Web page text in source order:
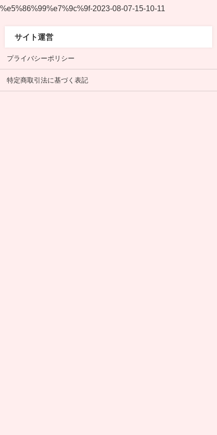
%e5%86%99%e7%9c%9f-2023-08-07-15-10-11
サイト運営
プライバシーポリシー
特定商取引法に基づく表記